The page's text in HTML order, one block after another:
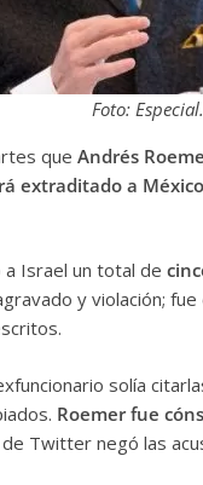
Foto: Especial.
que Andrés
extraditado a
Israel un total de
y violación;
solía
Roemer fue
Twitter negó las